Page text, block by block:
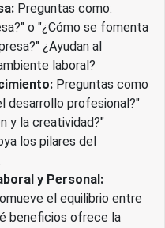
Preguntas como:
o "¿Cómo se fomenta
¿Ayudan al
laboral?
Preguntas como
desarrollo profesional?"
y la creatividad?"
los pilares del
y Personal:
el equilibrio entre
beneficios ofrece la